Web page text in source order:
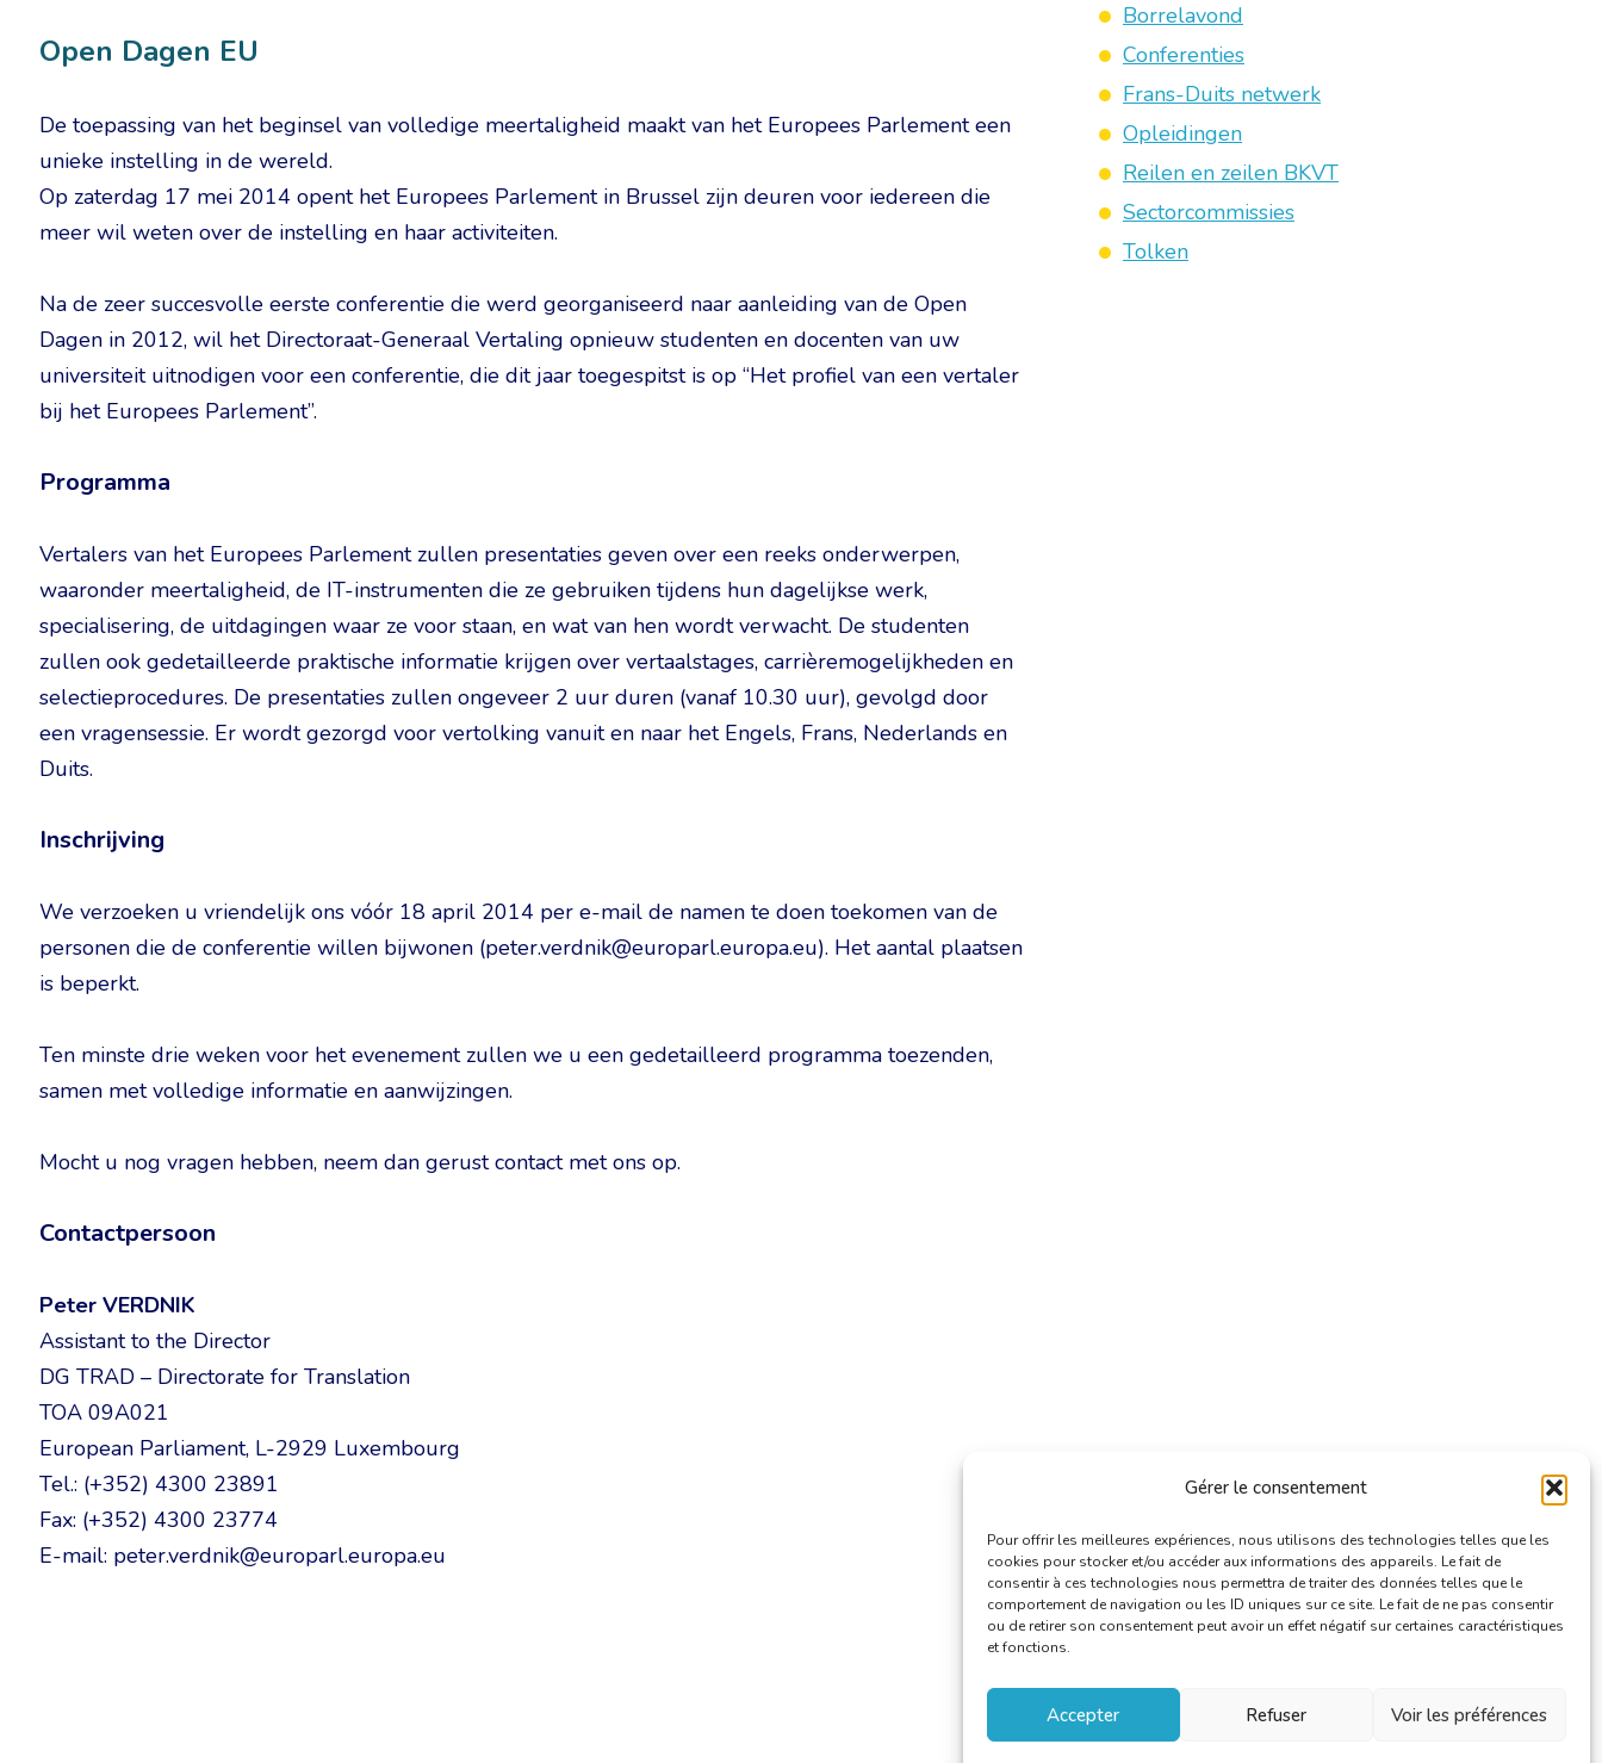
Gérer le consentement
Pour offrir les meilleures expériences, nous utilisons des technologies telles que les
cookies pour stocker et/ou accéder aux informations des appareils. Le fait de
consentir à ces technologies nous permettra de traiter des données telles que le
comportement de navigation ou les ID uniques sur ce site. Le fait de ne pas consentir
ou de retirer son consentement peut avoir un effet négatif sur certaines caractéristiques
et fonctions.
Accepter Refuser Voir les préférences
Open Dagen EU
De toepassing van het beginsel van volledige meertaligheid maakt van het Europees Parlement een
unieke instelling in de wereld.
Op zaterdag 17 mei 2014 opent het Europees Parlement in Brussel zijn deuren voor iedereen die
meer wil weten over de instelling en haar activiteiten.
Na de zeer succesvolle eerste conferentie die werd georganiseerd naar aanleiding van de Open
Dagen in 2012, wil het Directoraat-Generaal Vertaling opnieuw studenten en docenten van uw
universiteit uitnodigen voor een conferentie, die dit jaar toegespitst is op “Het profiel van een vertaler
bij het Europees Parlement”.
Programma
Vertalers van het Europees Parlement zullen presentaties geven over een reeks onderwerpen,
waaronder meertaligheid, de IT-instrumenten die ze gebruiken tijdens hun dagelijkse werk,
specialisering, de uitdagingen waar ze voor staan, en wat van hen wordt verwacht. De studenten
zullen ook gedetailleerde praktische informatie krijgen over vertaalstages, carrièremogelijkheden en
selectieprocedures. De presentaties zullen ongeveer 2 uur duren (vanaf 10.30 uur), gevolgd door
een vragensessie. Er wordt gezorgd voor vertolking vanuit en naar het Engels, Frans, Nederlands en
Duits.
Inschrijving
We verzoeken u vriendelijk ons vóór 18 april 2014 per e-mail de namen te doen toekomen van de
personen die de conferentie willen bijwonen (peter.verdnik@europarl.europa.eu). Het aantal plaatsen
is beperkt.
Ten minste drie weken voor het evenement zullen we u een gedetailleerd programma toezenden,
samen met volledige informatie en aanwijzingen.
Mocht u nog vragen hebben, neem dan gerust contact met ons op.
Contactpersoon
Peter VERDNIK
Assistant to the Director
DG TRAD – Directorate for Translation
TOA 09A021
European Parliament, L-2929 Luxembourg
Tel.: (+352) 4300 23891
Fax: (+352) 4300 23774
E-mail: peter.verdnik@europarl.europa.eu
Borrelavond
Conferenties
Frans-Duits netwerk
Opleidingen
Reilen en zeilen BKVT
Sectorcommissies
Tolken